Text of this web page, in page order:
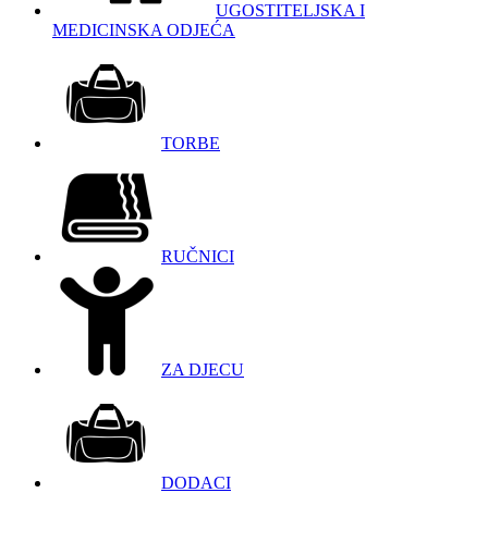
UGOSTITELJSKA I
MEDICINSKA ODJEĆA
TORBE
RUČNICI
ZA DJECU
DODACI